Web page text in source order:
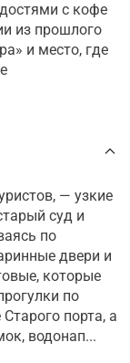
с кофе
из прошлого
и место, где
— узкие
суд и
по
двери и
которые
по
порта, а
водонап...